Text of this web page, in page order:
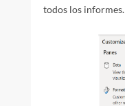
todos los informes.